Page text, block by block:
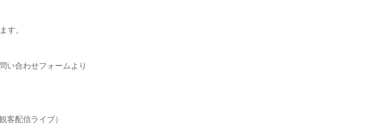
す。
い合わせフォームより
客配信ライブ）